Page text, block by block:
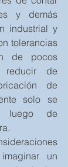
y demás
industrial y
tolerancias
de pocos
reducir de
de
solo se
luego de
un